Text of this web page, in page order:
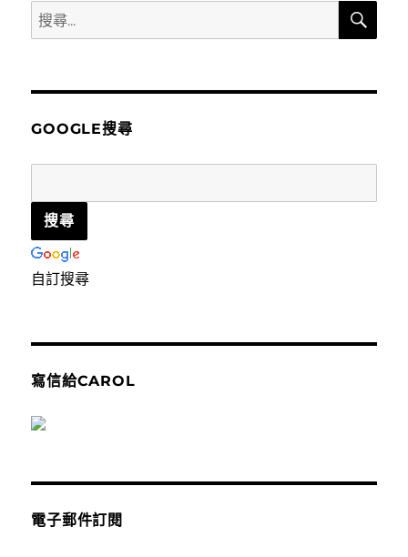
搜
尋
鍵
搜
GOOGLE搜尋
自訂搜尋
寫信給CAROL
電子郵件訂閱